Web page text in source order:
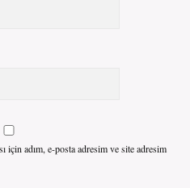
için adım, e-posta adresim ve site adresim